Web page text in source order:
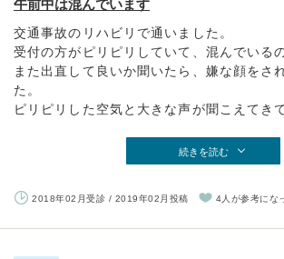
午前中は混んでいます
交通事故のリハビリで通いました。
受付の方がピリピリしていて、混んでいる
また出直して良いか聞いたら、嫌な顔をさ
た。
ピリピリした空気と大きな声が聞こえてき
続きを読む
2018年02月受診 / 2019年02月投稿 4人が参考にな